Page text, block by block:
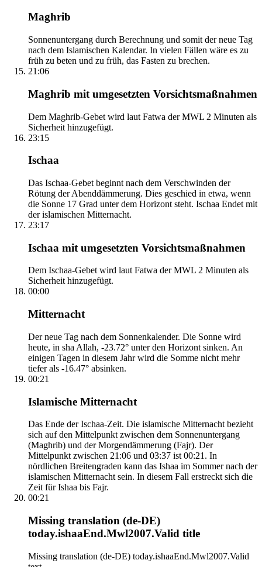
Maghrib
Sonnenuntergang durch Berechnung und somit der neue Tag
nach dem Islamischen Kalendar. In vielen Fällen wäre es zu
früh zu beten und zu früh, das Fasten zu brechen.
21:06
Maghrib mit umgesetzten Vorsichtsmaßnahmen
Dem Maghrib-Gebet wird laut Fatwa der MWL 2 Minuten als
Sicherheit hinzugefügt.
23:15
Ischaa
Das Ischaa-Gebet beginnt nach dem Verschwinden der
Rötung der Abenddämmerung. Dies geschied in etwa, wenn
die Sonne 17 Grad unter dem Horizont steht. Ischaa Endet mit
der islamischen Mitternacht.
23:17
Ischaa mit umgesetzten Vorsichtsmaßnahmen
Dem Ischaa-Gebet wird laut Fatwa der MWL 2 Minuten als
Sicherheit hinzugefügt.
00:00
Mitternacht
Der neue Tag nach dem Sonnenkalender. Die Sonne wird
heute, in sha Allah, -23.72° unter den Horizont sinken. An
einigen Tagen in diesem Jahr wird die Somme nicht mehr
tiefer als -16.47° absinken.
00:21
Islamische Mitternacht
Das Ende der Ischaa-Zeit. Die islamische Mitternacht bezieht
sich auf den Mittelpunkt zwischen dem Sonnenuntergang
(Maghrib) und der Morgendämmerung (Fajr). Der
Mittelpunkt zwischen 21:06 und 03:37 ist 00:21. In
nördlichen Breitengraden kann das Ishaa im Sommer nach der
islamischen Mitternacht sein. In diesem Fall erstreckt sich die
Zeit für Ishaa bis Fajr.
00:21
Missing translation (de-DE)
today.ishaaEnd.Mwl2007.Valid title
Missing translation (de-DE) today.ishaaEnd.Mwl2007.Valid